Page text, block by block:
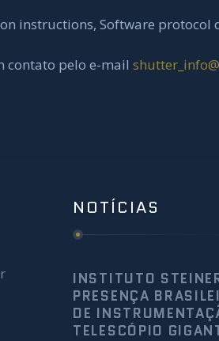
instructions, Software protocol
contato pelo e-mail
NOTÍCIAS
INSTITUTO
PRESENÇA
DE
TELESCÓPIO